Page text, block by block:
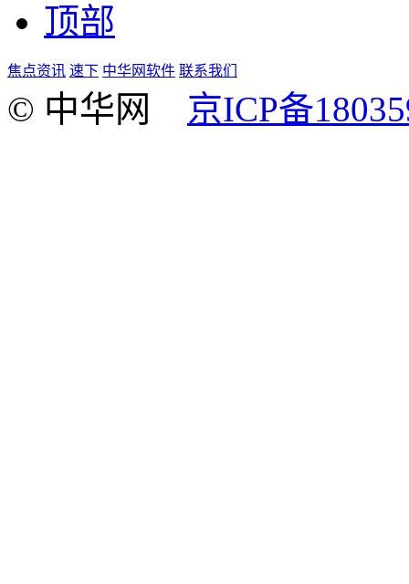
顶部
焦点资讯 速下 中华网软件 联系我们
© 中华网 京ICP备